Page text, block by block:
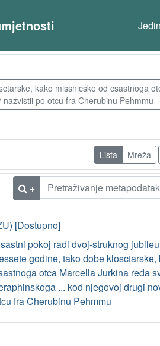
kako missnicske od csastnoga
po otcu fra Cherubinu Pehmmu
Lista Mreža
+
[Dostupno]
pokoj radi dvoj-struknog
godine, tako dobe
otca Marcella Jurkina reda
... kod njegovoj drugi
fra Cherubinu Pehmmu